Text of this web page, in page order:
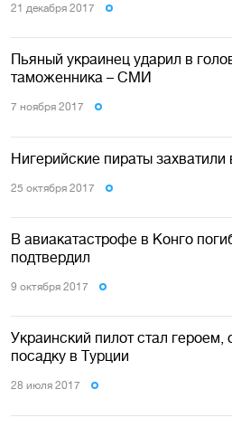
21 декабря 2017
Пьяный украинец ударил в
таможенника – СМИ
7 ноября 2017
Нигерийские пираты
25 октября 2017
В авиакатастрофе в Конго
подтвердил
9 октября 2017
Украинский пилот стал
посадку в Турции
28 июля 2017